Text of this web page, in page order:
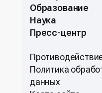
Образование
Наука
Пресс-центр
Политикa
данных